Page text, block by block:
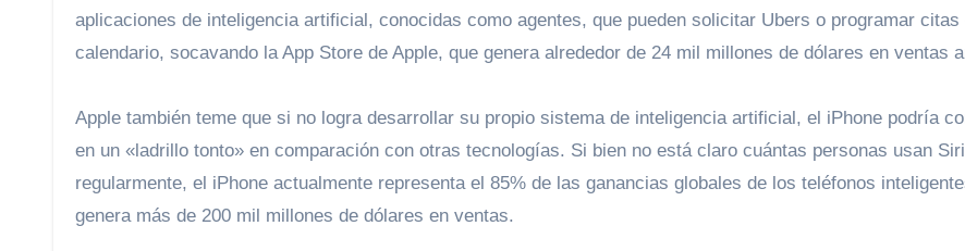
aplicaciones de inteligencia artificial, conocidas como agentes, que pueden solicitar Ubers o programar citas
calendario, socavando la App Store de Apple, que genera alrededor de 24 mil millones de dólares en ventas
Apple también teme que si no logra desarrollar su propio sistema de inteligencia artificial, el iPhone podría
en un «ladrillo tonto» en comparación con otras tecnologías. Si bien no está claro cuántas personas usan Siri
regularmente, el iPhone actualmente representa el 85% de las ganancias globales de los teléfonos
genera más de 200 mil millones de dólares en ventas.